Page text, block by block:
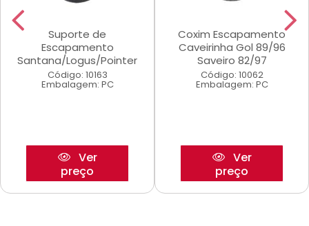
Suporte de
Escapamento
Santana/Logus/Pointer
Código: 10163
Embalagem: PC
Ver
preço
Coxim Escapamento
Caveirinha Gol 89/96
Saveiro 82/97
Código: 10062
Embalagem: PC
Ver
preço